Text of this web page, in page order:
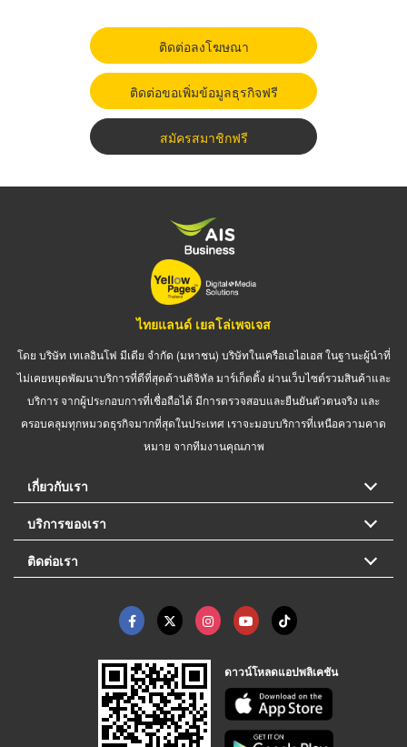
ติดต่อลงโฆษณา
ติดต่อขอเพิ่มข้อมูลธุรกิจฟรี
สมัครสมาชิกฟรี
ไทยแลนด์ เยลโล่เพจเจส
โดย บริษัท เทเลอินโฟ มีเดีย จำกัด (มหาชน) บริษัทในเครือเอไอเอส ในฐานะผู้นำที่
ไม่เคยหยุดพัฒนาบริการที่ดีที่สุดด้านดิจิทัล มาร์เก็ตติ้ง ผ่านเว็บไซต์รวมสินค้าและ
บริการ จากผู้ประกอบการที่เชื่อถือได้ มีการตรวจสอบและยืนยันตัวตนจริง และ
ครอบคลุมทุกหมวดธุรกิจมากที่สุดในประเทศ เราจะมอบบริการที่เหนือความคาด
หมาย จากทีมงานคุณภาพ
เกี่ยวกับเรา
บริการของเรา
ติดต่อเรา
ดาวน์โหลดแอปพลิเคชัน